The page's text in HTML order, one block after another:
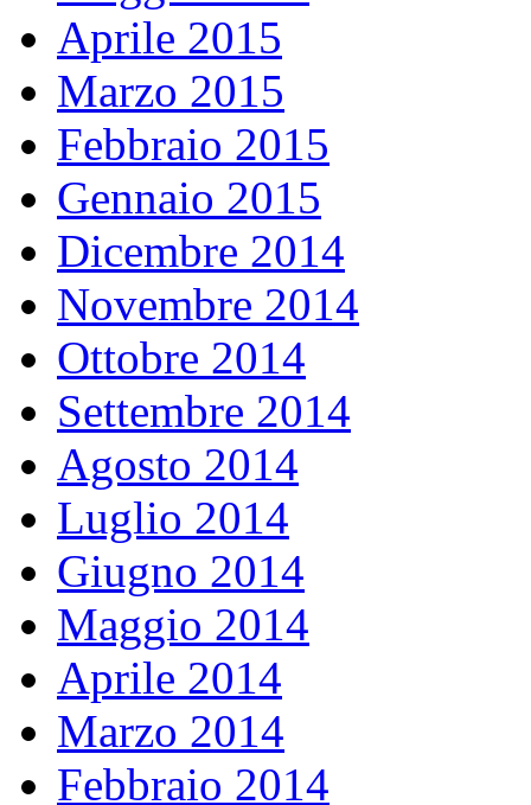
Aprile 2015
Marzo 2015
Febbraio 2015
Gennaio 2015
Dicembre 2014
Novembre 2014
Ottobre 2014
Settembre 2014
Agosto 2014
Luglio 2014
Giugno 2014
Maggio 2014
Aprile 2014
Marzo 2014
Febbraio 2014